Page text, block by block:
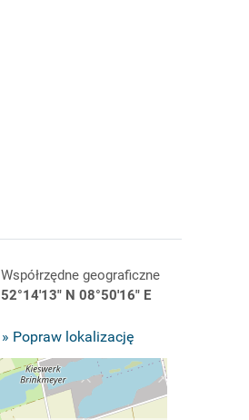
Współrzędne geograficzne
52°14'13" N 08°50'16" E
» Popraw lokalizację